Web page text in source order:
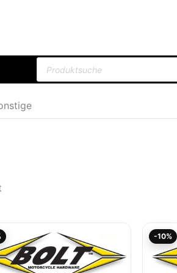
Products
search
Preis
war:
8,95€
Preis
ist:
8,06€.
-10%